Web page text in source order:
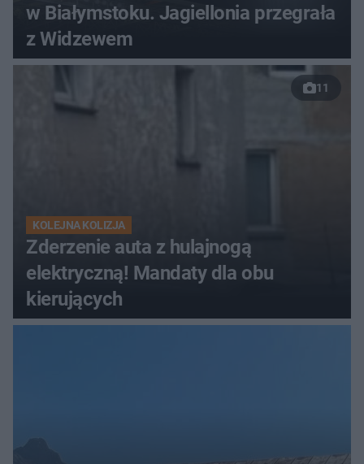
w Białymstoku. Jagiellonia przegrała
z Widzewem
11
KOLEJNA KOLIZJA
Zderzenie auta z hulajnogą
elektryczną! Mandaty dla obu
kierujących